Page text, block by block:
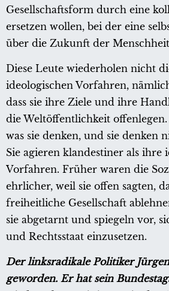
Gesellschaftsform durch eine
ersetzen wollen, bei der eine
über die Zukunft der
Diese Leute wiederholen nicht
ideologischen Vorfahren,
dass sie ihre Ziele und ihre
die Weltöffentlichkeit offenlegen.
was sie denken, und sie denken
Sie agieren klandestiner als ihre
Vorfahren. Früher waren die
ehrlicher, weil sie offen sagten,
freiheitliche Gesellschaft
sie abgetarnt und spiegeln vor,
und Rechtsstaat einzusetzen.
Der linksradikale Politiker
geworden. Er hat sein